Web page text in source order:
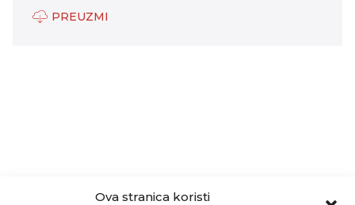
Ova stranica koristi
PREUZMI